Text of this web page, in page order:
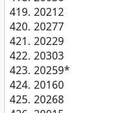
20212
20277
20229
20303
20259*
20160
20268